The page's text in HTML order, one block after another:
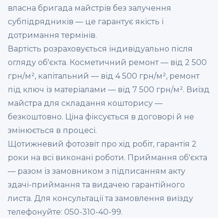
власна бригада майстрів без залучення
субпідрядників — це гарантує якість і
дотримання термінів.
Вартість розраховується індивідуально після
огляду об'єкта. Косметичний ремонт — від 2 500
грн/м², капітальний — від 4 500 грн/м², ремонт
під ключ із матеріалами — від 7 500 грн/м². Виїзд
майстра для складання кошторису —
безкоштовно. Ціна фіксується в договорі й не
змінюється в процесі.
Щотижневий фотозвіт про хід робіт, гарантія 2
роки на всі виконані роботи. Приймання об'єкта
— разом із замовником з підписанням акту
здачі-приймання та видачею гарантійного
листа. Для консультації та замовлення виїзду
телефонуйте: 050-310-40-99.